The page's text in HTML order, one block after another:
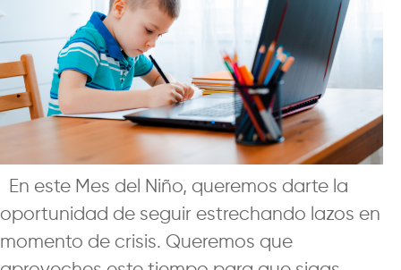
En este Mes del Niño, queremos darte la
oportunidad de seguir estrechando lazos en
momento de crisis. Queremos que